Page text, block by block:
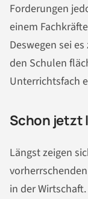
Forderungen
einem
Deswegen sei
den Schulen
Unterrichtsfach
Schon jetzt
Längst zeigen
in der